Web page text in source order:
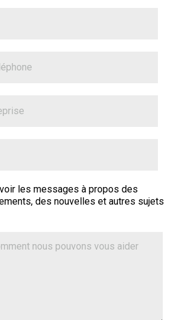
les messages à propos des
des nouvelles et autres sujets